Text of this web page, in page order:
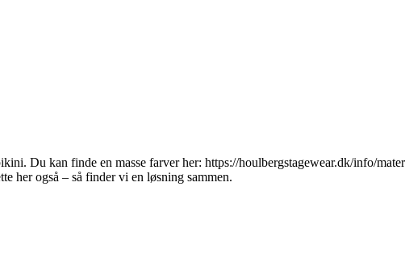
Du kan finde en masse farver her: https://houlbergstagewear.dk/info/
her også – så finder vi en løsning sammen.